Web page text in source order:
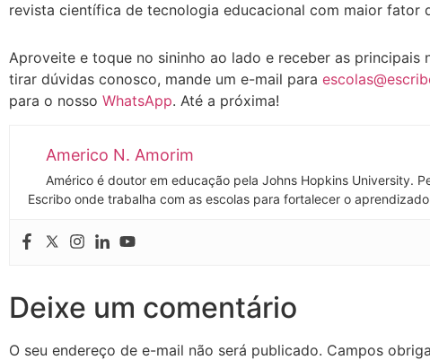
revista científica de tecnologia educacional com maior fator
Aproveite e toque no sininho ao lado e receber as principais
tirar dúvidas conosco, mande um e-mail para
para o nosso WhatsApp. Até a próxima!
Americo N. Amorim
Américo é doutor em educação pela Johns Hopkins University.
Escribo onde trabalha com as escolas para fortalecer o
Deixe um comentário
O seu endereço de e-mail não será publicado. Campos